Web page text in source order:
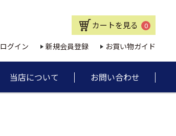
カートを見る 0
ログイン 新規会員登録 お買い物ガイド
当店について お問い合わせ